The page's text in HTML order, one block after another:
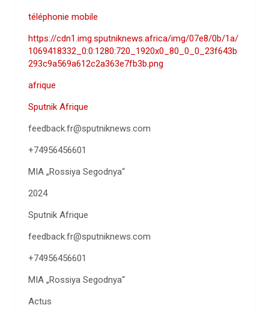
téléphonie mobile
https://cdn1.img.sputniknews.africa/img/07e8/0b/1a/
1069418332_0:0:1280:720_1920x0_80_0_0_23f643b
293c9a569a612c2a363e7fb3b.png
afrique
Sputnik Afrique
feedback.fr@sputniknews.com
+74956456601
MIA „Rossiya Segodnya“
2024
Sputnik Afrique
feedback.fr@sputniknews.com
+74956456601
MIA „Rossiya Segodnya“
Actus